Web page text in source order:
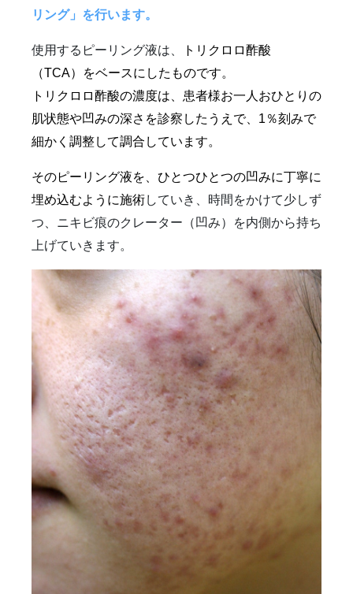
リング」を行います。
使用するピーリング液は、
トリクロロ酢酸
（TCA）をベースにしたものです。
トリクロロ酢酸の濃度は、患者様お一人おひとりの
肌状態や凹みの深さを診察したうえで、1％刻みで
細かく調整して調合しています。
そのピーリング液を、ひとつひとつの凹みに丁寧に
埋め込むように施術していき、時間をかけて少しず
つ、ニキビ痕のクレーター（凹み）を内側から持ち
上げていきます。